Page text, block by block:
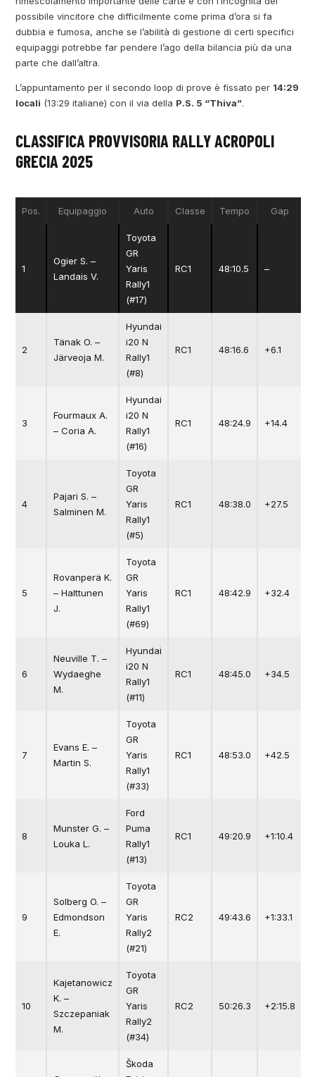
possibile vincitore che difficilmente come prima d’ora si fa
dubbia e fumosa, anche se l’abilità di gestione di certi specifici
equipaggi potrebbe far pendere l’ago della bilancia più da una
parte che dall’altra.
L’appuntamento per il secondo loop di prove è fissato per 14:29
locali (13:29 italiane) con il via della P.S. 5 “Thiva”.
CLASSIFICA PROVVISORIA RALLY ACROPOLI
GRECIA 2025
Pos. Equipaggio Auto Classe Tempo Gap
1
Ogier S. –
Landais V.
Toyota
GR
Yaris
Rally1
(#17)
RC1 48:10.5 –
2
Tänak O. –
Järveoja M.
Hyundai
i20 N
Rally1
(#8)
RC1 48:16.6 +6.1
3
Fourmaux A.
– Coria A.
Hyundai
i20 N
Rally1
(#16)
RC1 48:24.9 +14.4
4
Pajari S. –
Salminen M.
Toyota
GR
Yaris
Rally1
(#5)
RC1 48:38.0 +27.5
5
Rovanperä K.
– Halttunen
J.
Toyota
GR
Yaris
Rally1
(#69)
RC1 48:42.9 +32.4
6
Neuville T. –
Wydaeghe
M.
Hyundai
i20 N
Rally1
(#11)
RC1 48:45.0 +34.5
7
Evans E. –
Martin S.
Toyota
GR
Yaris
Rally1
(#33)
RC1 48:53.0 +42.5
8
Munster G. –
Louka L.
Ford
Puma
Rally1
(#13)
RC1 49:20.9 +1:10.4
9
Solberg O. –
Edmondson
E.
Toyota
GR
Yaris
Rally2
(#21)
RC2 49:43.6 +1:33.1
10
Kajetanowicz
K. –
Szczepaniak
M.
Toyota
GR
Yaris
Rally2
(#34)
RC2 50:26.3 +2:15.8
Škoda